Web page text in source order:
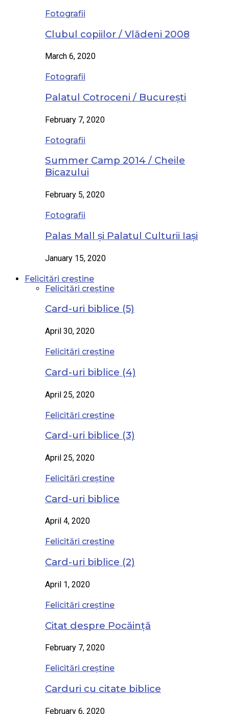
Fotografii
Clubul copiilor / Vlădeni 2008
March 6, 2020
Fotografii
Palatul Cotroceni / București
February 7, 2020
Fotografii
Summer Camp 2014 / Cheile
Bicazului
February 5, 2020
Fotografii
Palas Mall și Palatul Culturii Iași
January 15, 2020
Felicitări creștine
Felicitări creștine
Card-uri biblice (5)
April 30, 2020
Felicitări creștine
Card-uri biblice (4)
April 25, 2020
Felicitări creștine
Card-uri biblice (3)
April 25, 2020
Felicitări creștine
Card-uri biblice
April 4, 2020
Felicitări creștine
Card-uri biblice (2)
April 1, 2020
Felicitări creștine
Citat despre Pocăință
February 7, 2020
Felicitări creștine
Carduri cu citate biblice
February 6, 2020